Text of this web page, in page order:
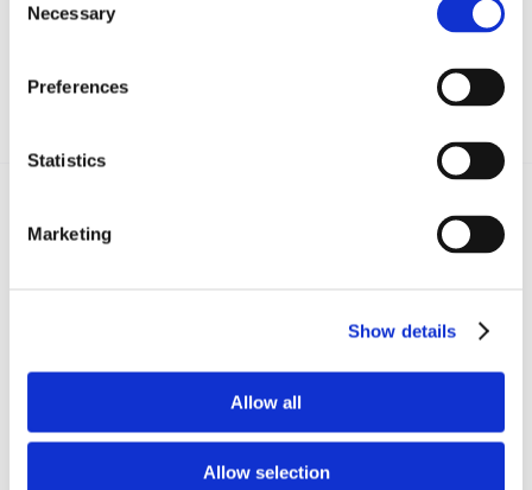
Selection
Necessary
Preferences
Statistics
Marketing
Show details
Allow all
Allow selection
News.